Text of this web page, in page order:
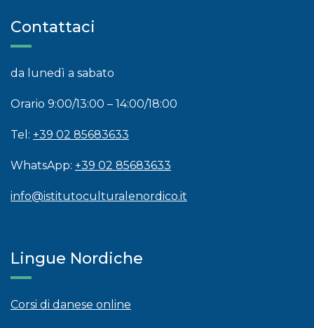
Contattaci
da lunedì a sabato
Orario 9:00/13:00 – 14:00/18:00
Tel: +39 02 85683633
WhatsApp: +39 02 85683633
info@istitutoculturalenordico.it
Lingue Nordiche
Corsi di danese online